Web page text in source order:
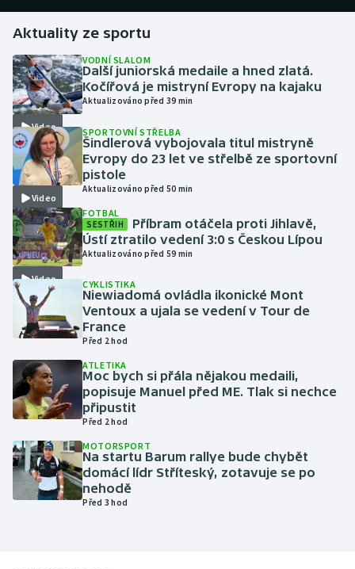
Gymnastika
Házená
Jezdectví
Judo
Krasobruslení
Lezení
Lyže a snowboard
Moderní pětiboj
Motorsport
Olympijské hry
Parasport
Plážový volejbal
Aktuality ze sportu
Video
VODNÍ SLALOM
Další juniorská medaile a hned zlatá.
Kočířová je mistryní Evropy na kajaku
Aktualizováno před 39 min
Video
SPORTOVNÍ STŘELBA
Šindlerová vybojovala titul mistryně
Evropy do 23 let ve střelbě ze sportovní
pistole
Aktualizováno před 50 min
Video
FOTBAL
SESTŘIH
Příbram otáčela proti Jihlavě,
Ústí ztratilo vedení 3:0 s Českou Lípou
Aktualizováno před 59 min
CYKLISTIKA
Niewiadomá ovládla ikonické Mont
Ventoux a ujala se vedení v Tour de
France
Před 2 hod
ATLETIKA
Moc bych si přála nějakou medaili,
popisuje Manuel před ME. Tlak si nechce
připustit
Před 2 hod
MOTORSPORT
Na startu Barum rallye bude chybět
domácí lídr Stříteský, zotavuje se po
nehodě
Před 3 hod